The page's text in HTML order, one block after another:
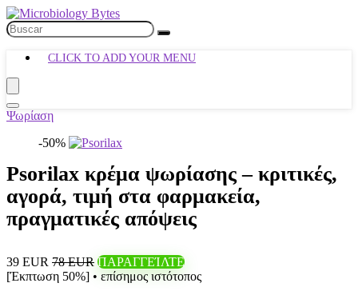
CLICK TO ADD YOUR MENU
Ψωρίαση
-50%
Psorilax κρέμα ψωρίασης – κριτικές,
αγορά, τιμή στα φαρμακεία,
πραγματικές απόψεις
39 EUR 78 EUR ΠΑΡΑΓΓΕΊΛΤΕ
[Έκπτωση 50%] • επίσημος ιστότοπος